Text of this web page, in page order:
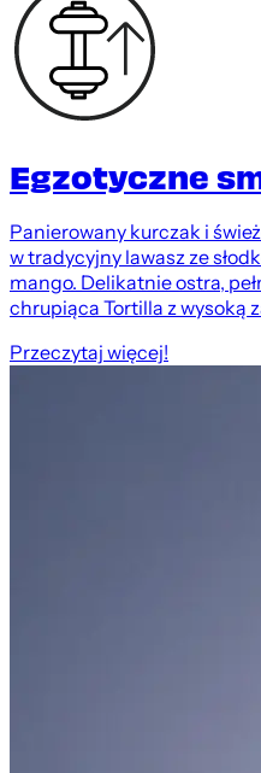
Egzotyczne
Panierowany kurczak i
w tradycyjny lawasz ze
mango. Delikatnie ostra,
chrupiąca Tortilla z wysoką
Przeczytaj więcej!